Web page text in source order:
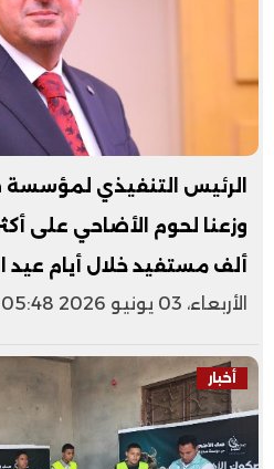
الرئيس التنفيذي لمؤسسة
ألف مستفيد خلال أيام عيد
الأربعاء، 03 يونيو 2026 05:48 م
أخبار